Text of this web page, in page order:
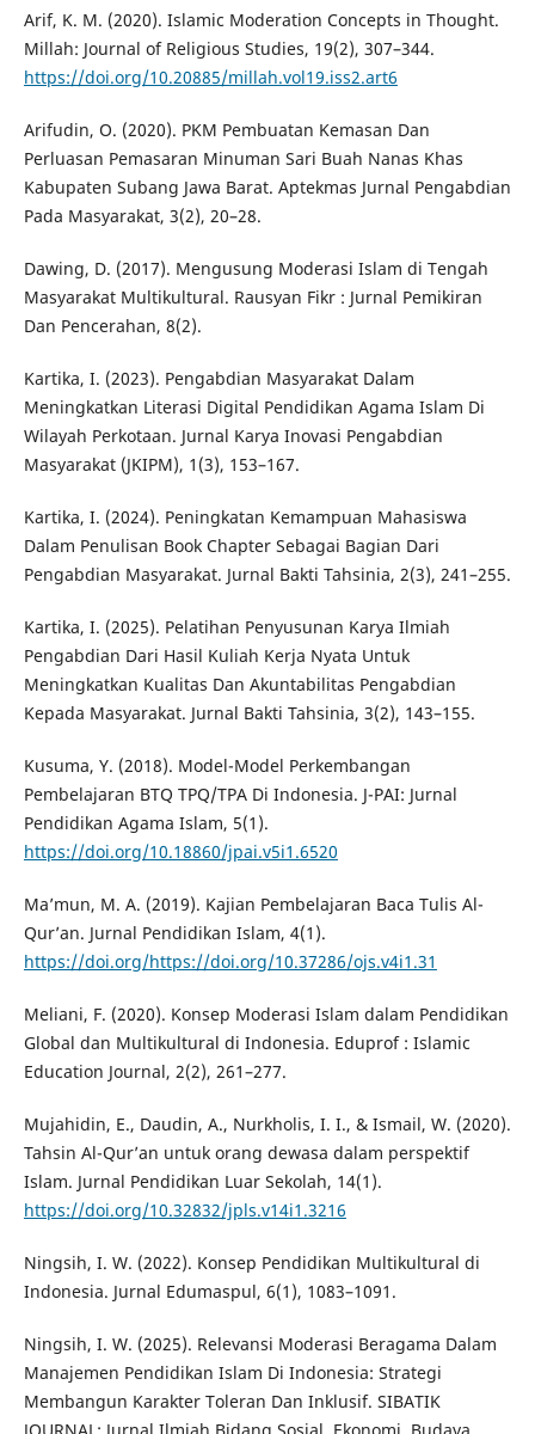
Arif, K. M. (2020). Islamic Moderation Concepts in Thought.
Millah: Journal of Religious Studies, 19(2), 307–344.
https://doi.org/10.20885/millah.vol19.iss2.art6
Arifudin, O. (2020). PKM Pembuatan Kemasan Dan
Perluasan Pemasaran Minuman Sari Buah Nanas Khas
Kabupaten Subang Jawa Barat. Aptekmas Jurnal Pengabdian
Pada Masyarakat, 3(2), 20–28.
Dawing, D. (2017). Mengusung Moderasi Islam di Tengah
Masyarakat Multikultural. Rausyan Fikr : Jurnal Pemikiran
Dan Pencerahan, 8(2).
Kartika, I. (2023). Pengabdian Masyarakat Dalam
Meningkatkan Literasi Digital Pendidikan Agama Islam Di
Wilayah Perkotaan. Jurnal Karya Inovasi Pengabdian
Masyarakat (JKIPM), 1(3), 153–167.
Kartika, I. (2024). Peningkatan Kemampuan Mahasiswa
Dalam Penulisan Book Chapter Sebagai Bagian Dari
Pengabdian Masyarakat. Jurnal Bakti Tahsinia, 2(3), 241–255.
Kartika, I. (2025). Pelatihan Penyusunan Karya Ilmiah
Pengabdian Dari Hasil Kuliah Kerja Nyata Untuk
Meningkatkan Kualitas Dan Akuntabilitas Pengabdian
Kepada Masyarakat. Jurnal Bakti Tahsinia, 3(2), 143–155.
Kusuma, Y. (2018). Model-Model Perkembangan
Pembelajaran BTQ TPQ/TPA Di Indonesia. J-PAI: Jurnal
Pendidikan Agama Islam, 5(1).
https://doi.org/10.18860/jpai.v5i1.6520
Ma’mun, M. A. (2019). Kajian Pembelajaran Baca Tulis Al-
Qur’an. Jurnal Pendidikan Islam, 4(1).
https://doi.org/https://doi.org/10.37286/ojs.v4i1.31
Meliani, F. (2020). Konsep Moderasi Islam dalam Pendidikan
Global dan Multikultural di Indonesia. Eduprof : Islamic
Education Journal, 2(2), 261–277.
Mujahidin, E., Daudin, A., Nurkholis, I. I., & Ismail, W. (2020).
Tahsin Al-Qur’an untuk orang dewasa dalam perspektif
Islam. Jurnal Pendidikan Luar Sekolah, 14(1).
https://doi.org/10.32832/jpls.v14i1.3216
Ningsih, I. W. (2022). Konsep Pendidikan Multikultural di
Indonesia. Jurnal Edumaspul, 6(1), 1083–1091.
Ningsih, I. W. (2025). Relevansi Moderasi Beragama Dalam
Manajemen Pendidikan Islam Di Indonesia: Strategi
Membangun Karakter Toleran Dan Inklusif. SIBATIK